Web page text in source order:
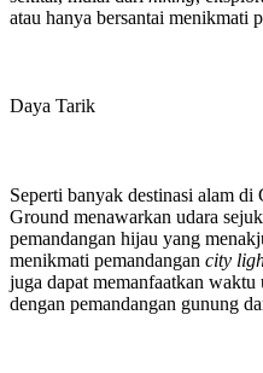
atau hanya bersantai menikmati
Daya Tarik
Seperti banyak destinasi alam
Ground menawarkan udara
pemandangan hijau yang
menikmati pemandangan city
juga dapat memanfaatkan
dengan pemandangan gunung